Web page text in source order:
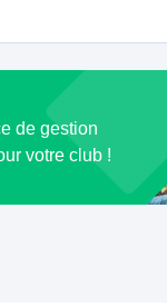
de gestion
votre club !